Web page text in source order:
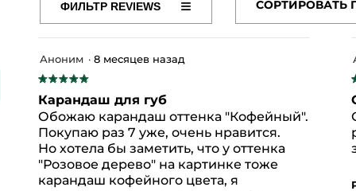
CAPRIC TRIGLYCERIDE HYDROGENATED
BUTYROSPERMUM PARKII (SHEA) BUTTER
CERA/EUPHORBIA CERIFERA (CANDELILLA)
CAPRYLATE
COPERNICIA CERIFERA CERA/
SEED OIL ASCORBYL PALMITATE [+/-
(YELLOW 5 LAKE) CI 42090 (BLUE 1 LAKE) CI 45410
CI 77499 (IRON OXIDES) CI 77742
отзывов с 5 звездами.
фильтрацию отзывов с 5 звездами.
отзыва с 4 звездами.
фильтрацию отзывов с 4 звездами.
СОРТИРОВАТЬ
≡
ФИЛЬТР REVIEWS
Если
нажать
кнопку,
содержимое
обновится
★★★★★
★★★★★
5
звезд.
Аноним · 8 месяцев назад
Карандаш для губ
Обожаю карандаш оттенка "Кофейный".
Покупаю раз 7 уже, очень нравится.
Но хотела бы заметить, что у оттенка
"Розовое дерево" на картинке тоже
карандаш кофейного цвета, я
5